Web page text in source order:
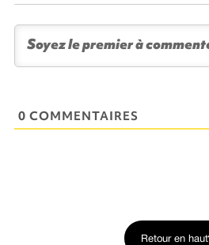
0 COMMENTAIRES
Retour en haut